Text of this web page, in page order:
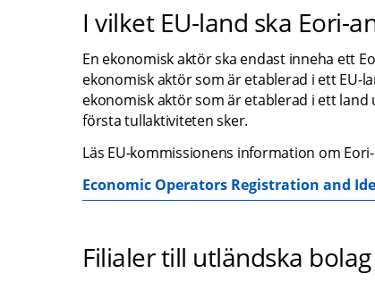
I vilket EU-land ska Eori-
En ekonomisk aktör ska endast inneha ett
ekonomisk aktör som är etablerad i ett EU-
ekonomisk aktör som är etablerad i ett land
första tullaktiviteten sker.
Läs EU-kommissionens information om
Economic Operators Registration and
Filialer till utländska bolag